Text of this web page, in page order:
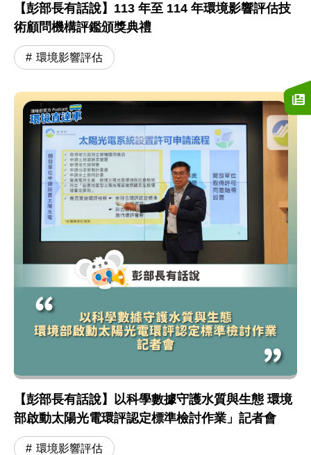
【彭部長有話說】113 年至 114 年環境影響評估技
術顧問機構評鑑頒獎典禮
環境影響評估
【彭部長有話說】以科學數據守護水質與生態 環境
部啟動太陽光電環評認定標準檢討作業」記者會
環境影響評估